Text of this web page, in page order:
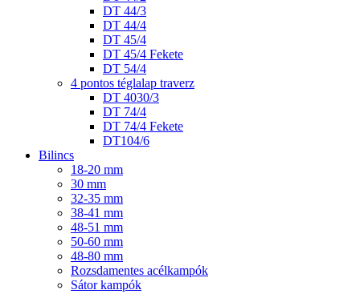
DT 44/3
DT 44/4
DT 45/4
DT 45/4 Fekete
DT 54/4
4 pontos téglalap traverz
DT 4030/3
DT 74/4
DT 74/4 Fekete
DT104/6
Bilincs
18-20 mm
30 mm
32-35 mm
38-41 mm
48-51 mm
50-60 mm
48-80 mm
Rozsdamentes acélkampók
Sátor kampók